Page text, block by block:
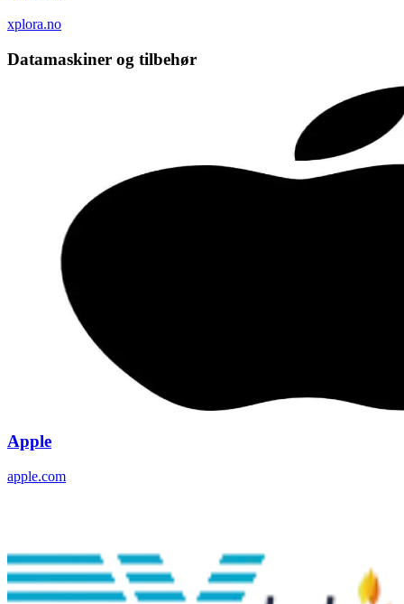
xplora.no
Datamaskiner og tilbehør
Apple
apple.com